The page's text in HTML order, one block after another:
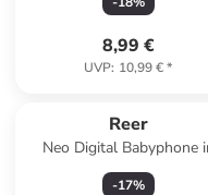
Schwarz ab 6 Monate
8,99 €
UVP: 10,99 €*
Reer
Neo Digital Babyphone
Weiß ab 0 Monate
-17%